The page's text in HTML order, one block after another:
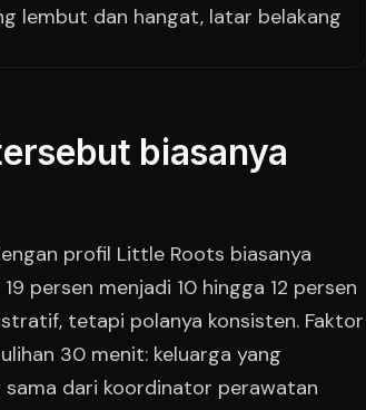
biasanya
profil Little Roots biasanya
persen menjadi 10 hingga 12 persen
tetapi polanya konsisten. Faktor
30 menit: keluarga yang
dari koordinator perawatan